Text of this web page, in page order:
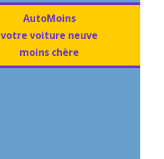
AutoMoins
votre voiture neuve
moins chère